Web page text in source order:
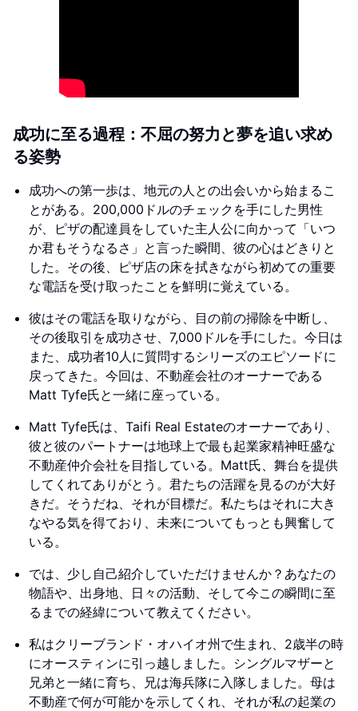
成功に至る過程：不屈の努力と夢を追い求め
る姿勢
成功への第一歩は、地元の人との出会いから始まるこ
とがある。200,000ドルのチェックを手にした男性
が、ピザの配達員をしていた主人公に向かって「いつ
か君もそうなるさ」と言った瞬間、彼の心はどきりと
した。その後、ピザ店の床を拭きながら初めての重要
な電話を受け取ったことを鮮明に覚えている。
彼はその電話を取りながら、目の前の掃除を中断し、
その後取引を成功させ、7,000ドルを手にした。今日は
また、成功者10人に質問するシリーズのエピソードに
戻ってきた。今回は、不動産会社のオーナーである
Matt Tyfe氏と一緒に座っている。
Matt Tyfe氏は、Taifi Real Estateのオーナーであり、
彼と彼のパートナーは地球上で最も起業家精神旺盛な
不動産仲介会社を目指している。Matt氏、舞台を提供
してくれてありがとう。君たちの活躍を見るのが大好
きだ。そうだね、それが目標だ。私たちはそれに大き
なやる気を得ており、未来についてもっとも興奮して
いる。
では、少し自己紹介していただけませんか？あなたの
物語や、出身地、日々の活動、そして今この瞬間に至
るまでの経緯について教えてください。
私はクリーブランド・オハイオ州で生まれ、2歳半の時
にオースティンに引っ越しました。シングルマザーと
兄弟と一緒に育ち、兄は海兵隊に入隊しました。母は
不動産で何が可能かを示してくれ、それが私の起業の